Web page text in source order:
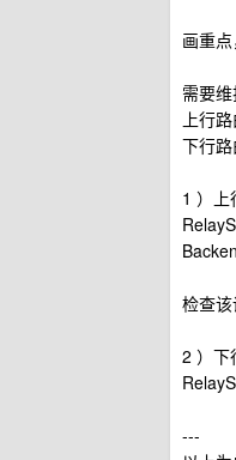
画重
需要维
上行
下行
1 ）上
检查
2 ）下
---